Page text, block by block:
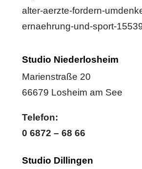
alter-aerzte-fordern-
ernaehrung-und-sport-
Studio Niederlosheim
Marienstraße 20
66679 Losheim am See
Telefon:
0 6872 – 68 66
Studio Dillingen